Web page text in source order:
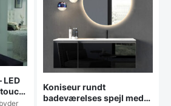
LED
Koniseur rundt
badeværelses spejl med